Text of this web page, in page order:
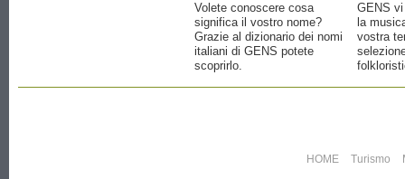
Volete conoscere cosa
significa il vostro nome?
Grazie al dizionario dei nomi
italiani di GENS potete
scoprirlo.
GENS
la
vostra
HOME Turismo